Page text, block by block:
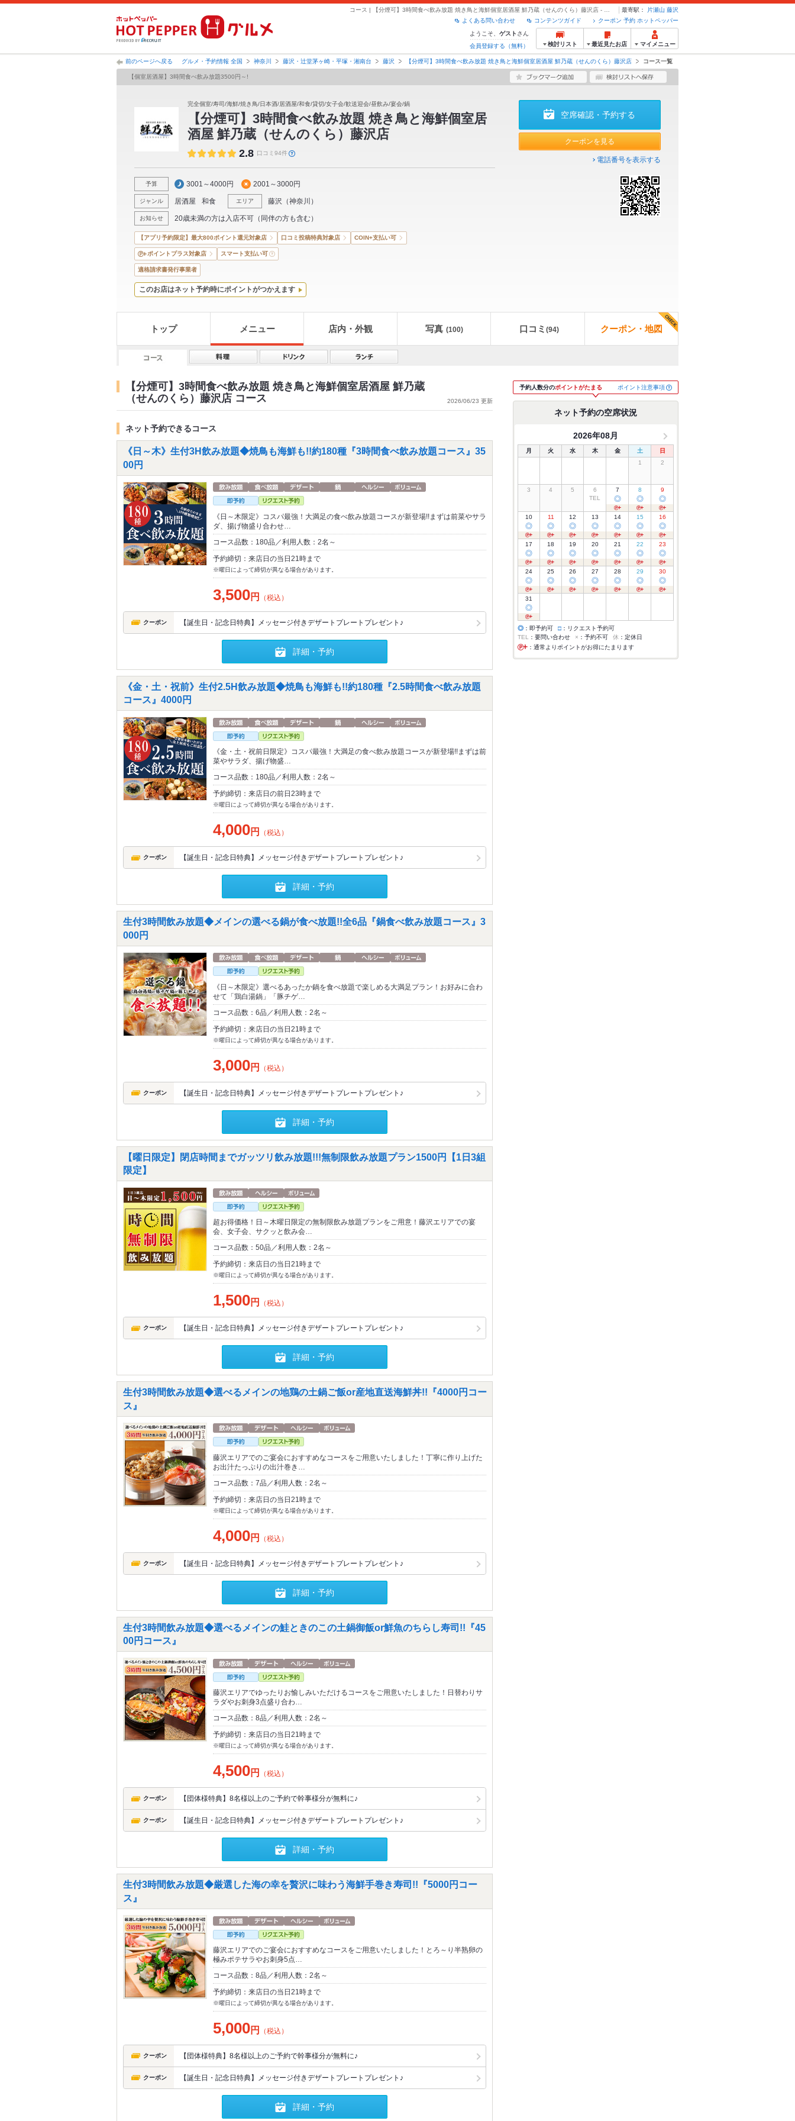
最寄駅： 片瀬山 藤沢
クーポン 予約 ホットペッパー
コンテンツガイド
よくある問い合わせ
ようこそ、 ゲスト さん
会員登録する（無料）
検討リスト 最近見たお店 マイメニュー
前のページへ戻る グルメ・予約情報 全国 神奈川 藤沢・辻堂茅ヶ崎・平塚・湘南台 藤沢 【分煙可】3時間食べ飲み放題 焼き鳥と海鮮個室居酒屋 鮮乃蔵（せんのくら）藤沢店 コース一覧
【個室居酒屋】3時間食べ飲み放題3500円～!
完全個室/寿司/海鮮/焼き鳥/日本酒/居酒屋/和食/貸切/女子会/歓送迎会/昼飲み/宴会/鍋
【分煙可】3時間食べ飲み放題 焼き鳥と海鮮個室居
酒屋 鮮乃蔵（せんのくら）藤沢店
2.8 口コミ94件
予算 3001～4000円 2001～3000円
ジャンル 居酒屋 和食 エリア 藤沢 （神奈川 ）
お知らせ 20歳未満の方は入店不可（同伴の方も含む）
空席確認・予約する
クーポンを見る
電話番号を表示する
【アプリ予約限定】最大800ポイント還元対象店 口コミ投稿特典対象店 COIN+支払い可
ポイントプラス対象店 スマート支払い可
適格請求書発行事業者
このお店はネット予約時にポイントがつかえます
トップ メニュー 店内・外観 写真 (100) 口コミ (94) クーポン・地図
【分煙可】3時間食べ飲み放題 焼き鳥と海鮮個室居酒屋 鮮乃蔵
（せんのくら）藤沢店 コース
2026/06/23 更新
ネット予約できるコース
《日～木》生付3H飲み放題◆焼鳥も海鮮も!!約180種『3時間食べ飲み放題コース』35
00円
《日～木限定》コスパ最強！大満足の食べ飲み放題コースが新登場!!まずは前菜やサラ
ダ、揚げ物盛り合わせ…
コース品数：180品／利用人数：2名～
予約締切：来店日の当日21時まで
※曜日によって締切が異なる場合があります。
3,500円 （税込）
クーポン 【誕生日・記念日特典】メッセージ付きデザートプレートプレゼント♪
詳細・予約
《金・土・祝前》生付2.5H飲み放題◆焼鳥も海鮮も!!約180種『2.5時間食べ飲み放題
コース』4000円
《金・土・祝前日限定》コスパ最強！大満足の食べ飲み放題コースが新登場!!まずは前
菜やサラダ、揚げ物盛…
コース品数：180品／利用人数：2名～
予約締切：来店日の前日23時まで
※曜日によって締切が異なる場合があります。
4,000円 （税込）
クーポン 【誕生日・記念日特典】メッセージ付きデザートプレートプレゼント♪
詳細・予約
生付3時間飲み放題◆メインの選べる鍋が食べ放題!!全6品『鍋食べ飲み放題コース』3
000円
《日～木限定》選べるあったか鍋を食べ放題で楽しめる大満足プラン！お好みに合わ
せて「鶏白湯鍋」「豚チゲ…
コース品数：6品／利用人数：2名～
予約締切：来店日の当日21時まで
※曜日によって締切が異なる場合があります。
3,000円 （税込）
クーポン 【誕生日・記念日特典】メッセージ付きデザートプレートプレゼント♪
詳細・予約
【曜日限定】閉店時間までガッツリ飲み放題!!!無制限飲み放題プラン1500円【1日3組
限定】
超お得価格！日～木曜日限定の無制限飲み放題プランをご用意！藤沢エリアでの宴
会、女子会、サクッと飲み会…
コース品数：50品／利用人数：2名～
予約締切：来店日の当日21時まで
※曜日によって締切が異なる場合があります。
1,500円 （税込）
クーポン 【誕生日・記念日特典】メッセージ付きデザートプレートプレゼント♪
詳細・予約
生付3時間飲み放題◆選べるメインの地鶏の土鍋ご飯or産地直送海鮮丼!!『4000円コー
ス』
藤沢エリアでのご宴会におすすめなコースをご用意いたしました！丁寧に作り上げた
お出汁たっぷりの出汁巻き…
コース品数：7品／利用人数：2名～
予約締切：来店日の当日21時まで
※曜日によって締切が異なる場合があります。
4,000円 （税込）
クーポン 【誕生日・記念日特典】メッセージ付きデザートプレートプレゼント♪
詳細・予約
生付3時間飲み放題◆選べるメインの鮭ときのこの土鍋御飯or鮮魚のちらし寿司!!『45
00円コース』
藤沢エリアでゆったりお愉しみいただけるコースをご用意いたしました！日替わりサ
ラダやお刺身3点盛り合わ…
コース品数：8品／利用人数：2名～
予約締切：来店日の当日21時まで
※曜日によって締切が異なる場合があります。
4,500円 （税込）
クーポン 【団体様特典】8名様以上のご予約で幹事様分が無料に♪
クーポン 【誕生日・記念日特典】メッセージ付きデザートプレートプレゼント♪
詳細・予約
生付3時間飲み放題◆厳選した海の幸を贅沢に味わう海鮮手巻き寿司!!『5000円コー
ス』
藤沢エリアでのご宴会におすすめなコースをご用意いたしました！とろ～り半熟卵の
極みポテサラやお刺身5点…
コース品数：8品／利用人数：2名～
予約締切：来店日の当日21時まで
※曜日によって締切が異なる場合があります。
5,000円 （税込）
クーポン 【団体様特典】8名様以上のご予約で幹事様分が無料に♪
クーポン 【誕生日・記念日特典】メッセージ付きデザートプレートプレゼント♪
詳細・予約
予約人数分のポイントがたまる ポイント注意事項
ネット予約の空席状況
2026年08月
月 火 水 木 金 土
日
1
2
3 4 5
6
TEL
7
◎
8
◎
9
◎
10
◎
11
◎
12
◎
13
◎
14
◎
15
◎
16
◎
17
◎
18
◎
19
◎
20
◎
21
◎
22
◎
23
◎
24
◎
25
◎
26
◎
27
◎
28
◎
29
◎
30
◎
31
◎
◎ ：即予約可 □ ：リクエスト予約可
TEL
：要問い合わせ × ：予約不可 休 ：定休日
：通常よりポイントがお得にたまります